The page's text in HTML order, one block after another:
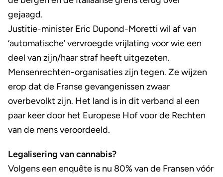
gejaagd.
Justitie-minister Eric Dupond-Moretti wil af van
‘automatische’ vervroegde vrijlating voor wie een
deel van zijn/haar straf heeft uitgezeten.
Mensenrechten-organisaties zijn tegen. Ze wijzen
erop dat de Franse gevangenissen zwaar
overbevolkt zijn. Het land is in dit verband al een
paar keer door het Europese Hof voor de Rechten
van de mens veroordeeld.
Legalisering van cannabis?
Volgens een enquête is nu 80% van de Fransen vóór